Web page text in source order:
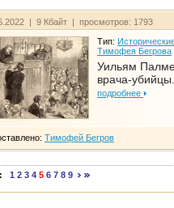
| 9 Кбайт | просмотров: 1793
Тип:
Тимофея Бегрова
Уильям
врача-
подробнее
Тимофей Бегров
1 2 3 4 5 6 7 8 9